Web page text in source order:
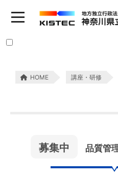
HOME 講座・研修
募集中 品質管